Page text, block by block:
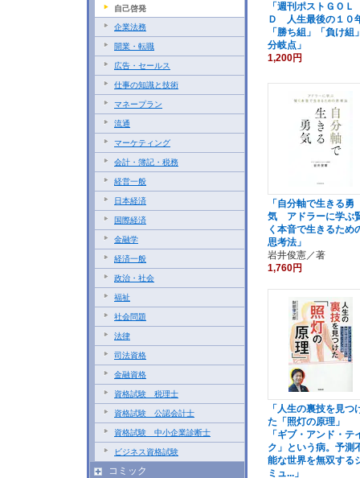
自己啓発
企業法務
開業・転職
広告・セールス
仕事の知識と技術
マネープラン
流通
マーケティング
会計・簿記・税務
経営一般
日本経済
国際経済
金融学
経済一般
政治・社会
福祉
社会問題
法律
司法資格
金融資格
資格試験 税理士
資格試験 公認会計士
資格試験 中小企業診断士
ビジネス資格試験
コミック
「週刊ポストＧＯＬ
Ｄ 人生最後の１０
「勝ち組」「負け組
分岐点」
1,200円
「自分軸で生きる勇
気 アドラーに学ぶ
く本音で生きるため
思考法」
岩井俊憲／著
1,760円
「人生の裏技を見つ
た「照灯の原理」
「ギブ・アンド・テ
ク」という病。予測
能な世界を無双する
ミュ...」